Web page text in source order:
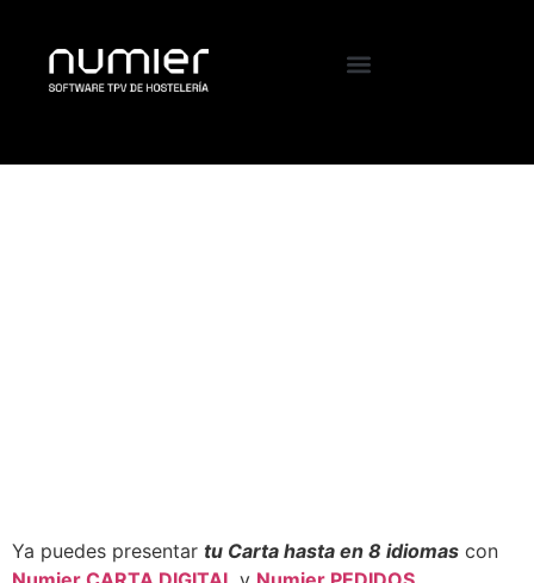
Ya puedes presentar tu Carta hasta en 8 idiomas con